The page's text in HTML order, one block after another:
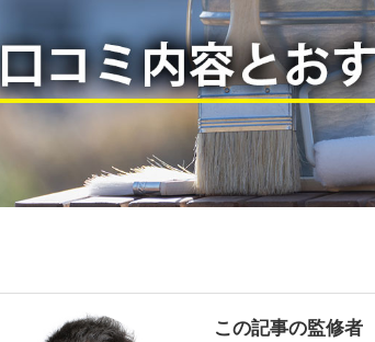
この記事の監修者